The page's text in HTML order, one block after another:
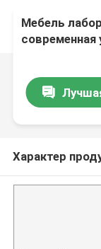
Мебель
современная
Характер